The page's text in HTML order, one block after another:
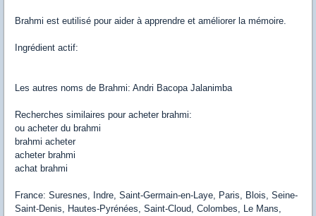
Brahmi est eutilisé pour aider à apprendre et améliorer la mémoire.
Ingrédient actif:
Les autres noms de Brahmi: Andri Bacopa Jalanimba
Recherches similaires pour acheter brahmi:
ou acheter du brahmi
brahmi acheter
acheter brahmi
achat brahmi
France: Suresnes, Indre, Saint-Germain-en-Laye, Paris, Blois, Seine-
Saint-Denis, Hautes-Pyrénées, Saint-Cloud, Colombes, Le Mans,